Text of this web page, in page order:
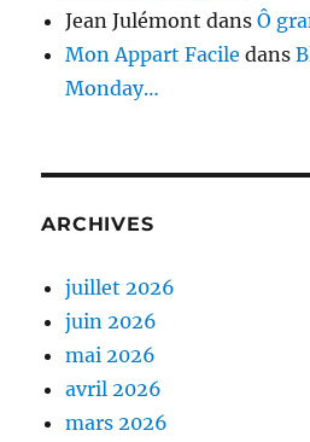
Jean Julémont dansÔ
Mon Appart Facile dans
Monday…
ARCHIVES
juillet 2026
juin 2026
mai 2026
avril 2026
mars 2026